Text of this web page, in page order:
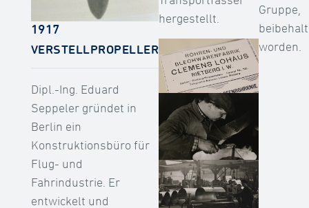
1917
VERSTELLPROPELLER
Dipl.-Ing. Eduard
Seppeler gründet in
Berlin ein
Konstruktionsbüro für
Flug- und
Fahrindustrie. Er
entwickelt und
hergestellt.
Gruppe,
worden.